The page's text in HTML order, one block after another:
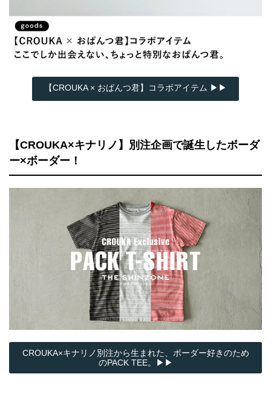
【CROUKA × おぱんつ君】コラボアイテム ▶▶
【CROUKA×キナリノ】別注企画で誕生したボーダ
ー×ボーダー！
CROUKA×キナリノ別注から生まれた、ボーダー好きのため
のPACK TEE。▶▶